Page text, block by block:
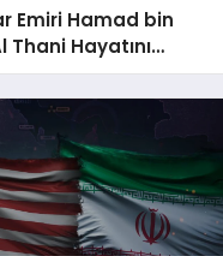
Emiri Hamad bin
Thani Hayatını